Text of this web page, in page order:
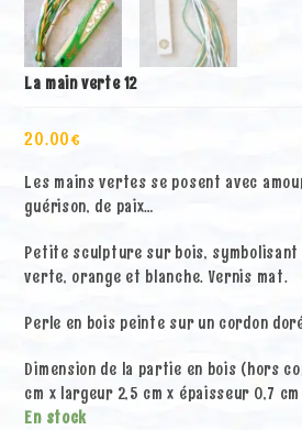
La main verte 12
20.00€
Les mains vertes se posent avec
guérison, de paix…
Petite sculpture sur bois, symbolisant
verte, orange et blanche. Vernis mat.
Perle en bois peinte sur un cordon
Dimension de la partie en bois (hors
cm x largeur 2,5 cm x épaisseur 0,7 cm
En stock